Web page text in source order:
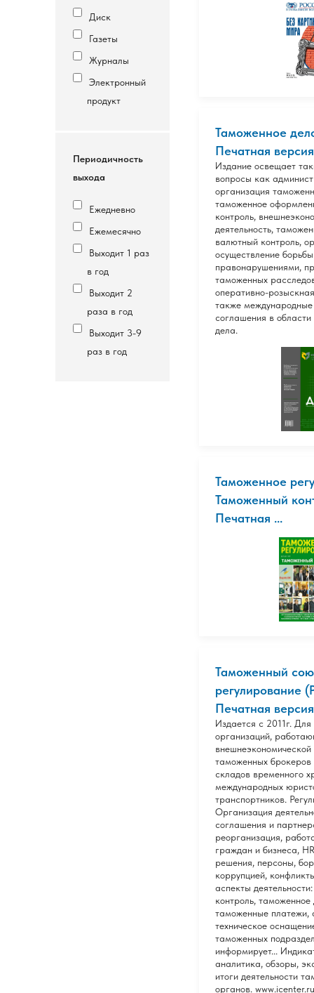
Диск
Газеты
Журналы
Электронный
продукт
Периодичность
выхода
Ежедневно
Ежемесячно
Выходит 1 раз
в год
Выходит 2
раза в год
Выходит 3-9
раз в год
Таможенное
Печатная версия
Издание освещает
вопросы как
организация
таможенное
контроль,
деятельность,
валютный контроль,
осуществление
правонарушениями,
таможенных
оперативно-
также
соглашения в
дела.
Таможенное
Таможенный
Печатная ...
Таможенный
регулирование
Печатная версия
Издается с 2011г. Для
организаций,
внешнеэкономической
таможенных брокеров
складов временного
международных
транспортников.
Организация
соглашения и
реорганизация,
граждан и бизнеса,
решения, персоны,
коррупцией,
аспекты
контроль,
таможенные платежи,
техническое
таможенных
информирует...
аналитика, обзоры,
итоги деятельности
органов. www.icenter.ru